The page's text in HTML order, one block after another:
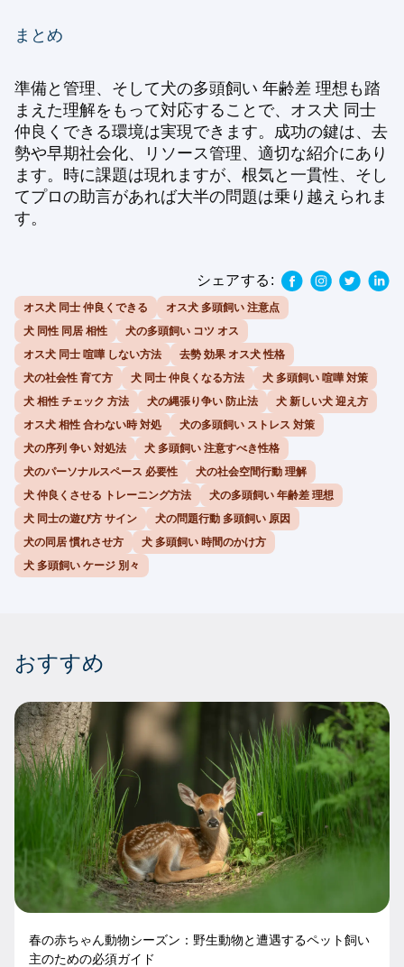
まとめ
準備と管理、そして犬の多頭飼い 年齢差 理想も踏
まえた理解をもって対応することで、オス犬 同士
仲良くできる環境は実現できます。成功の鍵は、去
勢や早期社会化、リソース管理、適切な紹介にあり
ます。時に課題は現れますが、根気と一貫性、そし
てプロの助言があれば大半の問題は乗り越えられま
す。
シェアする:
オス犬 同士 仲良くできる
オス犬 多頭飼い 注意点
犬 同性 同居 相性
犬の多頭飼い コツ オス
オス犬 同士 喧嘩 しない方法
去勢 効果 オス犬 性格
犬の社会性 育て方
犬 同士 仲良くなる方法
犬 多頭飼い 喧嘩 対策
犬 相性 チェック 方法
犬の縄張り争い 防止法
犬 新しい犬 迎え方
オス犬 相性 合わない時 対処
犬の多頭飼い ストレス 対策
犬の序列 争い 対処法
犬 多頭飼い 注意すべき性格
犬のパーソナルスペース 必要性
犬の社会空間行動 理解
犬 仲良くさせる トレーニング方法
犬の多頭飼い 年齢差 理想
犬 同士の遊び方 サイン
犬の問題行動 多頭飼い 原因
犬の同居 慣れさせ方
犬 多頭飼い 時間のかけ方
犬 多頭飼い ケージ 別々
おすすめ
春の赤ちゃん動物シーズン：野生動物と遭遇するペット飼い
主のための必須ガイド